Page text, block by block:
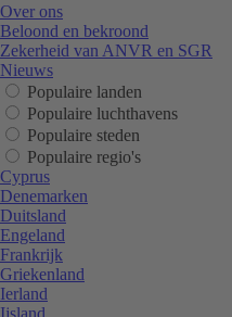
Over ons
Beloond en bekroond
Zekerheid van ANVR en SGR
Nieuws
Populaire landen
Populaire luchthavens
Populaire steden
Populaire regio's
Cyprus
Denemarken
Duitsland
Engeland
Frankrijk
Griekenland
Ierland
Ijsland